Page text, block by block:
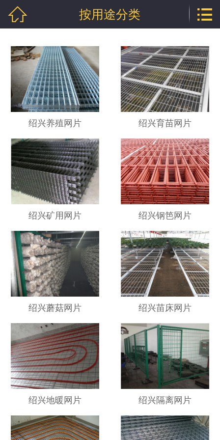
产品中心
新闻中心
技术支持
工程案例
联系我们
 按用途分类 
绍兴养殖网片 绍兴育苗网片
绍兴矿用网片 绍兴钢笆网片
绍兴蘑菇网片 绍兴苗床网片
绍兴地暖网片 绍兴隔离网片